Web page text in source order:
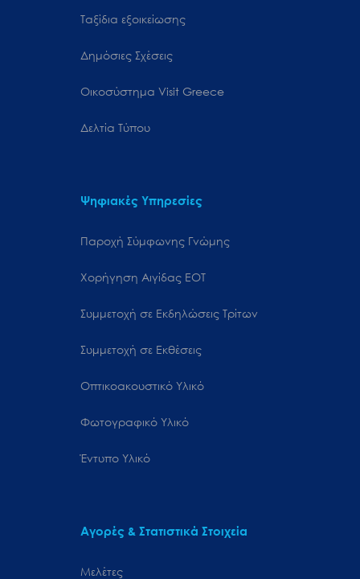
Ταξίδια εξοικείωσης
Δημόσιες Σχέσεις
Oικοσύστημα Visit Greece
Δελτία Τύπου
Ψηφιακές Υπηρεσίες
Παροχή Σύμφωνης Γνώμης
Χορήγηση Αιγίδας ΕΟΤ
Συμμετοχή σε Εκδηλώσεις Τρίτων
Συμμετοχή σε Εκθέσεις
Οπτικοακουστικό Υλικό
Φωτογραφικό Υλικό
Έντυπο Υλικό
Αγορές & Στατιστικά Στοιχεία
Μελέτες